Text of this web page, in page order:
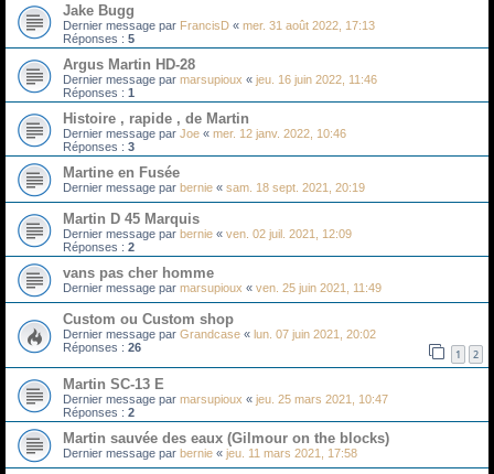
Jake Bugg
Dernier message par FrancisD « mer. 31 août 2022, 17:13
Réponses : 5
Argus Martin HD-28
Dernier message par marsupioux « jeu. 16 juin 2022, 11:46
Réponses : 1
Histoire , rapide , de Martin
Dernier message par Joe « mer. 12 janv. 2022, 10:46
Réponses : 3
Martine en Fusée
Dernier message par bernie « sam. 18 sept. 2021, 20:19
Martin D 45 Marquis
Dernier message par bernie « ven. 02 juil. 2021, 12:09
Réponses : 2
vans pas cher homme
Dernier message par marsupioux « ven. 25 juin 2021, 11:49
Custom ou Custom shop
Dernier message par Grandcase « lun. 07 juin 2021, 20:02
Réponses : 26 1 2
Martin SC-13 E
Dernier message par marsupioux « jeu. 25 mars 2021, 10:47
Réponses : 2
Martin sauvée des eaux (Gilmour on the blocks)
Dernier message par bernie « jeu. 11 mars 2021, 17:58